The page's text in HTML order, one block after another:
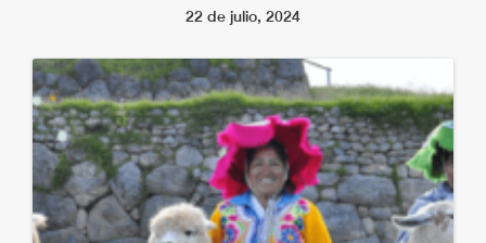
22 de julio, 2024